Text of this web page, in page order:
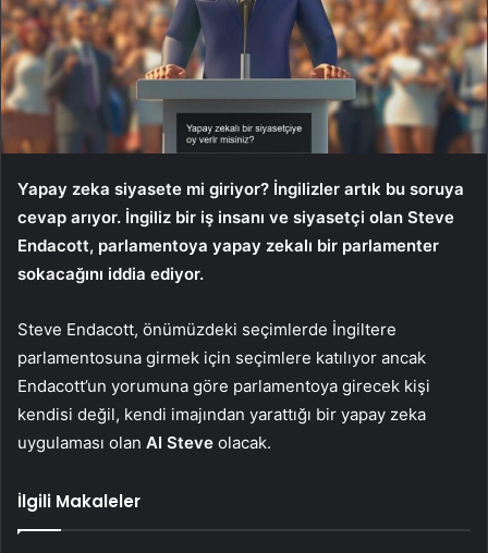
Yapay zeka siyasete mi giriyor? İngilizler artık bu soruya
cevap arıyor. İngiliz bir iş insanı ve siyasetçi olan Steve
Endacott, parlamentoya yapay zekalı bir parlamenter
sokacağını iddia ediyor.
Steve Endacott, önümüzdeki seçimlerde İngiltere
parlamentosuna girmek için seçimlere katılıyor ancak
Endacott’un yorumuna göre parlamentoya girecek kişi
kendisi değil, kendi imajından yarattığı bir yapay zeka
uygulaması olan AI Steve olacak.
İlgili Makaleler